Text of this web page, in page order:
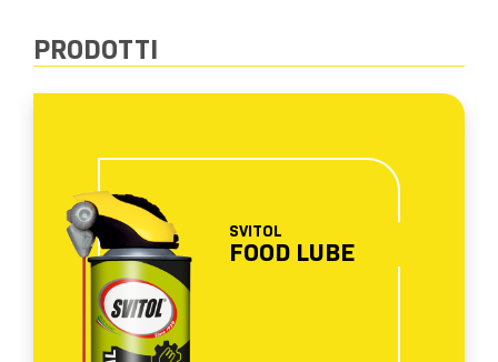
TROVA NEGOZIO
PRODOTTI
SVITOL
FOOD LUBE